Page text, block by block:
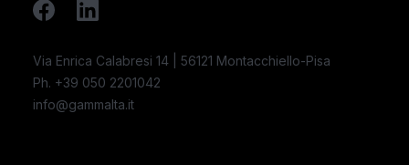
Via Enrica Calabresi 14 | 56121 Montacchiello-Pisa
Ph. +39 050 2201042
info@gammalta.it